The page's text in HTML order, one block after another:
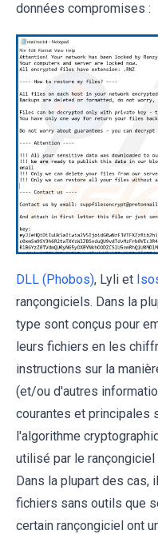
données compromises :
DLL (Phobos), Lyli et
rançongiciels. Dans la
type sont conçus pour
leurs fichiers en les
instructions sur la
(et/ou d'autres
courantes et principales
l'algorithme
utilisé par le
Dans la plupart des
fichiers sans outils que
certain rançongiciel ont